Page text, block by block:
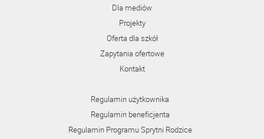
Dla mediów
Projekty
Oferta dla szkół
Zapytania ofertowe
Kontakt
Regulamin użytkownika
Regulamin beneficjenta
Regulamin Programu Sprytni Rodzice